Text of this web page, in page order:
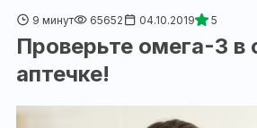
9 минут 65652 04.10.2019 5
Проверьте омега-3 в
аптечке!